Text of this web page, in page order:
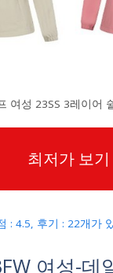
여성 23SS 3레이어
최저가 보기
: 4.5, 후기 : 22개가
여성-데